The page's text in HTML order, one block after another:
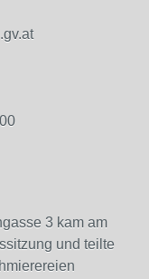
3 kam am
und teilte